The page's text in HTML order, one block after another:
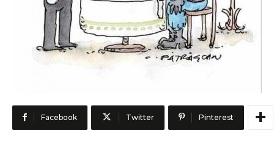
Facebook Twitter Pinterest